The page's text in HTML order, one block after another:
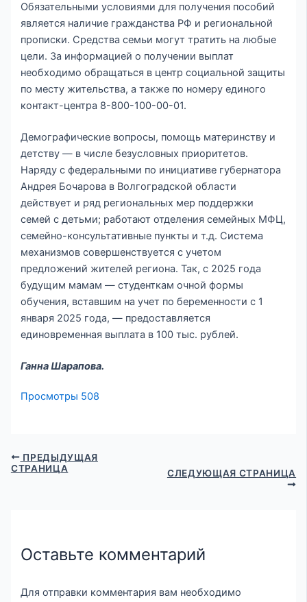
Обязательными условиями для получения пособий
является наличие гражданства РФ и региональной
прописки. Средства семьи могут тратить на любые
цели. За информацией о получении выплат
необходимо обращаться в центр социальной защиты
по месту жительства, а также по номеру единого
контакт-центра 8-800-100-00-01.
Демографические вопросы, помощь материнству и
детству — в числе безусловных приоритетов.
Наряду с федеральными по инициативе губернатора
Андрея Бочарова в Волгоградской области
действует и ряд региональных мер поддержки
семей с детьми; работают отделения семейных МФЦ,
семейно-консультативные пункты и т.д. Система
механизмов совершенствуется с учетом
предложений жителей региона. Так, с 2025 года
будущим мамам — студенткам очной формы
обучения, вставшим на учет по беременности с 1
января 2025 года, — предоставляется
единовременная выплата в 100 тыс. рублей.
Ганна Шарапова.
Просмотры 508
ПРЕДЫДУЩАЯ
СТРАНИЦА
СЛЕДУЮЩАЯ СТРАНИЦА
Оставьте комментарий
Для отправки комментария вам необходимо